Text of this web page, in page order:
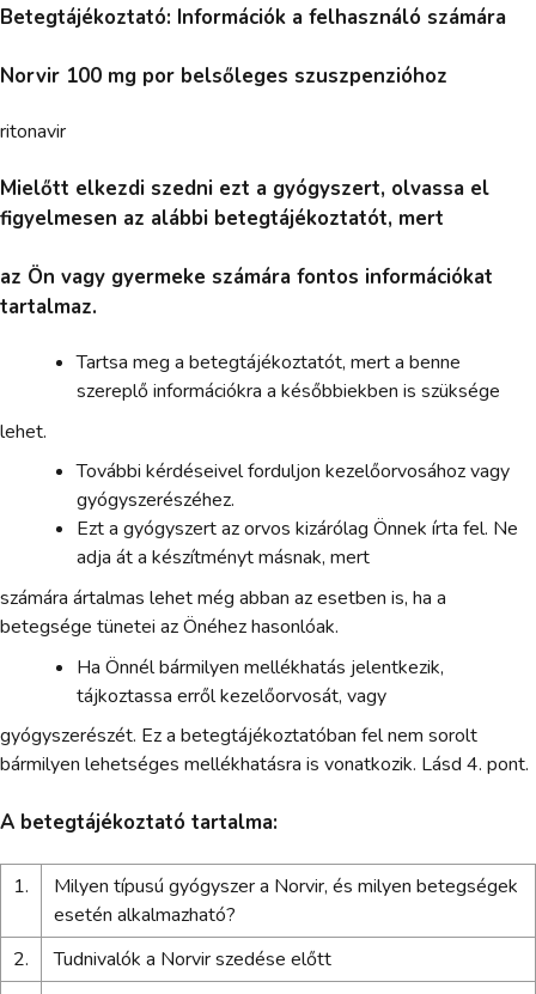
Betegtájékoztató: Információk a felhasználó számára
Norvir 100 mg por belsőleges szuszpenzióhoz
ritonavir
Mielőtt elkezdi szedni ezt a gyógyszert, olvassa el
figyelmesen az alábbi betegtájékoztatót, mert
az Ön vagy gyermeke számára fontos információkat
tartalmaz.
Tartsa meg a betegtájékoztatót, mert a benne
szereplő információkra a későbbiekben is szüksége
lehet.
További kérdéseivel forduljon kezelőorvosához vagy
gyógyszerészéhez.
Ezt a gyógyszert az orvos kizárólag Önnek írta fel. Ne
adja át a készítményt másnak, mert
számára ártalmas lehet még abban az esetben is, ha a
betegsége tünetei az Önéhez hasonlóak.
Ha Önnél bármilyen mellékhatás jelentkezik,
tájkoztassa erről kezelőorvosát, vagy
gyógyszerészét. Ez a betegtájékoztatóban fel nem sorolt
bármilyen lehetséges mellékhatásra is vonatkozik. Lásd 4. pont.
A betegtájékoztató tartalma:
1.
Milyen típusú gyógyszer a Norvir, és milyen betegségek
esetén alkalmazható?
2.
Tudnivalók a Norvir szedése előtt